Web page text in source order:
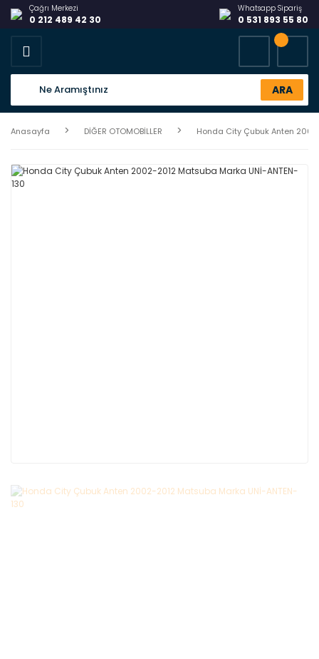
Çağrı Merkezi
0 212 489 42 30
Whatsapp Sipariş
0 531 893 55 80
ARA
Anasayfa DİĞER OTOMOBİLLER Honda City Çubuk Anten